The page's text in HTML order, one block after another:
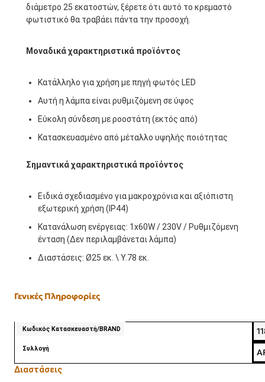
διάμετρο 25 εκατοστών, ξέρετε ότι αυτό το κρεμαστό
φωτιστικό θα τραβάει πάντα την προσοχή.
Μοναδικά χαρακτηριστικά προϊόντος
Κατάλληλο για χρήση με πηγή φωτός LED
Αυτή η λάμπα είναι ρυθμιζόμενη σε ύψος
Εύκολη σύνδεση με ροοστάτη (εκτός από)
Κατασκευασμένο από μέταλλο υψηλής ποιότητας
Σημαντικά χαρακτηριστικά προϊόντος
Ειδικά σχεδιασμένο για μακροχρόνια και αξιόπιστη
εξωτερική χρήση (IP44)
Κατανάλωση ενέργειας: 1x60W / 230V / Ρυθμιζόμενη
ένταση (Δεν περιλαμβάνεται λάμπα)
Διαστάσεις: Ø25 εκ. \ Υ.78 εκ.
Γενικές Πληροφορίες
Κωδικός Κατασκευαστή/BRAND
Συλλογή
Διαστάσεις